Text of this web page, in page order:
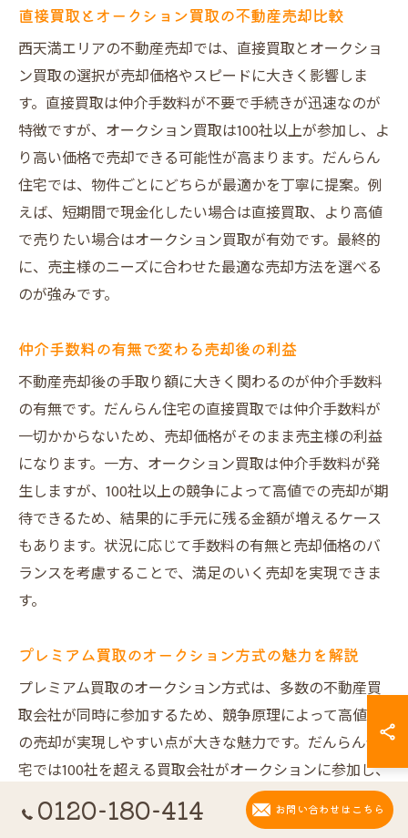
直接買取とオークション買取の不動産売却比較
西天満エリアの不動産売却では、直接買取とオークショ
ン買取の選択が売却価格やスピードに大きく影響しま
す。直接買取は仲介手数料が不要で手続きが迅速なのが
特徴ですが、オークション買取は100社以上が参加し、よ
り高い価格で売却できる可能性が高まります。だんらん
住宅では、物件ごとにどちらが最適かを丁寧に提案。例
えば、短期間で現金化したい場合は直接買取、より高値
で売りたい場合はオークション買取が有効です。最終的
に、売主様のニーズに合わせた最適な売却方法を選べる
のが強みです。
仲介手数料の有無で変わる売却後の利益
不動産売却後の手取り額に大きく関わるのが仲介手数料
の有無です。だんらん住宅の直接買取では仲介手数料が
一切かからないため、売却価格がそのまま売主様の利益
になります。一方、オークション買取は仲介手数料が発
生しますが、100社以上の競争によって高値での売却が期
待できるため、結果的に手元に残る金額が増えるケース
もあります。状況に応じて手数料の有無と売却価格のバ
ランスを考慮することで、満足のいく売却を実現できま
す。
プレミアム買取のオークション方式の魅力を解説
プレミアム買取のオークション方式は、多数の不動産買
取会社が同時に参加するため、競争原理によって高値で
の売却が実現しやすい点が大きな魅力です。だんらん住
宅では100社を超える買取会社がオークションに参加し、
物件ごとの価値を最大限に引き出します。さらに、オリ
ジナルデザイン図面や一級建築士による建物状況調査報
0120-180-414 お問い合わせはこちら